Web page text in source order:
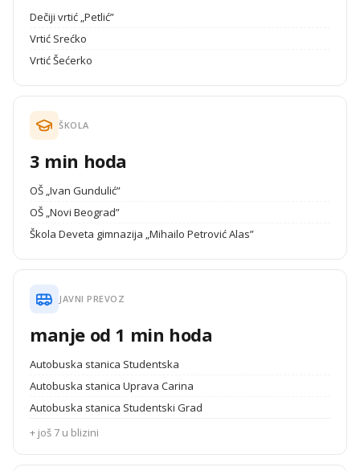
Dečiji vrtić „Petlić”
Vrtić Srećko
Vrtić Šećerko
ŠKOLA
3 min hoda
OŠ „Ivan Gundulić”
OŠ „Novi Beograd”
Škola Deveta gimnazija „Mihailo Petrović Alas”
JAVNI PREVOZ
manje od 1 min hoda
Autobuska stanica Studentska
Autobuska stanica Uprava Carina
Autobuska stanica Studentski Grad
+ još 7 u blizini